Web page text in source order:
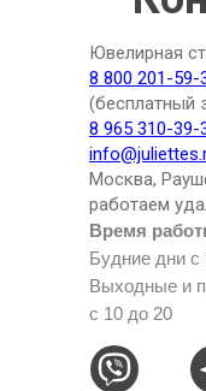
Время
Будние дни с
Выходные и
с 10 до 20
Ювелирная
8 800 201-59-
(бесплатный
8 965 310-39-
Москва,
работаем